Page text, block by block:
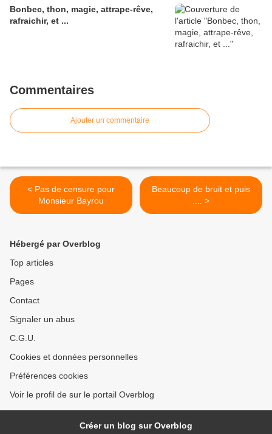
Bonbec, thon, magie, attrape-rêve,
rafraichir, et ...
Commentaires
Ajouter un commentaire
< Pas de censure pour
Monsieur Bayrou
Beaucoup de bruit et puis
.... >
Hébergé par Overblog
Top articles
Pages
Contact
Signaler un abus
C.G.U.
Cookies et données personnelles
Préférences cookies
Voir le profil de sur le portail Overblog
Créer un blog sur Overblog